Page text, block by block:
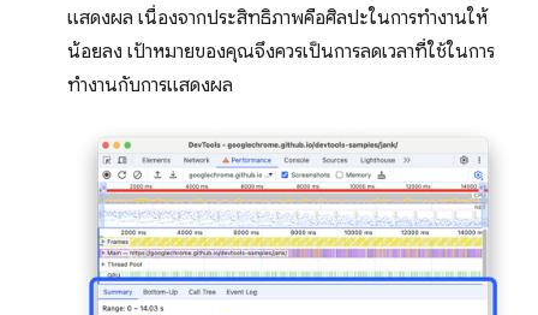
แสดงผล เนื่องจากประสิทธิภาพคือศิลปะในการทำงานให้
น้อยลง เป้าหมายของคุณจึงควรเป็นการลดเวลาที่ใช้ในการ
ทำงานกับการแสดงผล